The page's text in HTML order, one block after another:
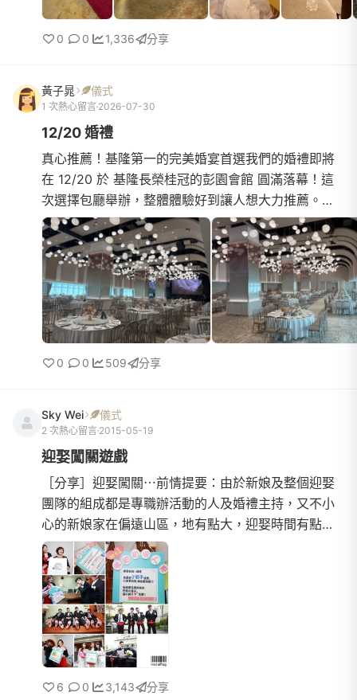
0 0 1,336 分享
黃子晁 儀式
1 次熱心留言 2026-07-30
12/20 婚禮
真心推薦！基隆第一的完美婚宴首選我們的婚禮即將
在 12/20 於 基隆長榮桂冠的彭園會館 圓滿落幕！這
次選擇包廳舉辦，整體體驗好到讓人想大力推薦。當
初諮詢訂席行銷vicky時，VICKY的親切與專業就給了
我們極大的安全...
0 0 509 分享
Sky Wei 儀式
2 次熱心留言 2015-05-19
迎娶闖關遊戲
［分享］迎娶闖關⋯前情提要：由於新娘及整個迎娶
團隊的組成都是專職辦活動的人及婚禮主持，又不小
心的新娘家在偏遠山區，地有點大，迎娶時間有點
長，所以，我們把闖關當大地遊戲（？）在辦理！籌
備會議：兩次關卡數：5關關主：兩名大魔王：兩名假
新娘：1名活動說明：新郎及迎娶團隊需準時在0900
抵達新娘家，每次闖關成功即可獲得拼圖ㄧ片，失敗
則需接受懲罰！累積五片拼圖即可依照圖片指示地，
將新娘娶回家！關卡一：嘴甜甜
6 0 3,143 分享